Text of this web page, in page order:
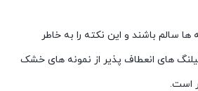
سالم باشند و این نکته را به خاطر
های انعطاف پذیر از نمونه های خشک
است.